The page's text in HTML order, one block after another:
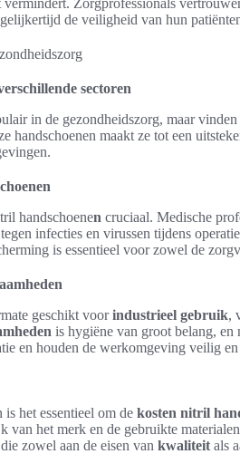
Zorgprofessionals
de veiligheid van hun
sectoren
in de gezondheidszorg, maar
handschoenen maakt ze tot een
handschoenen cruciaal. Medische
infecties en virussen tijdens
is essentieel voor zowel de
geschikt voorindustrieel gebruik,
is hygiëne van groot belang, en
en houden de werkomgeving veilig en
het essentieel om de kosten nitril
van het merk en de gebruikte
zowel aan de eisen van kwaliteit als